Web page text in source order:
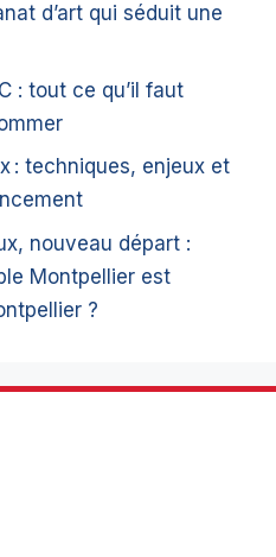
d’art qui séduit une
: tout ce qu’il faut
: techniques, enjeux et
nouveau départ :
Montpellier est
?